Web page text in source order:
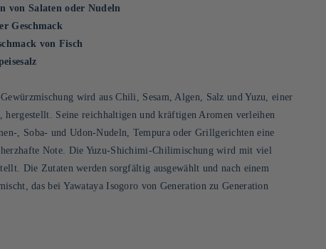
von Salaten oder Nudeln
Geschmack
von Fisch
wird aus Chili, Sesam, Algen, Salz und Yuzu, einer
hergestellt. Seine reichhaltigen und kräftigen Aromen verleihen
, Soba- und Udon-Nudeln, Tempura oder Grillgerichten eine
Note. Die Yuzu-Shichimi-Chilimischung wird mit viel
Die Zutaten werden sorgfältig ausgewählt und nach einem
das bei Yawataya Isogoro von Generation zu Generation